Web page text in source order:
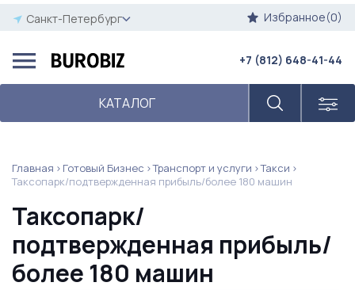
Санкт-Петербург Избранное(0)
КАТАЛОГ
+7 (812) 648-41-44
Главная Готовый Бизнес Транспорт и услуги
Такси
Таксопарк/подтвержденная прибыль/более 180 машин
Таксопарк/
подтвержденная прибыль/
более 180 машин